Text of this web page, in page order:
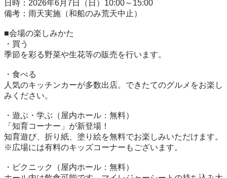
日時：2026年6月7日（日）10:00～15:00
備考：雨天実施（和船のみ荒天中止）
■会場の楽しみかた
・買う
季節を彩る野菜や生花等の販売を行います。
・食べる
人気のキッチンカーが多数出店。できたてのグルメをお楽し
みください。
・遊ぶ・学ぶ（屋内ホール：無料）
「知育コーナー」が新登場！
知育遊び、折り紙、塗り絵を無料でお楽しみいただけます。
※広場には有料のキッズコーナーもございます。
・ピクニック（屋内ホール：無料）